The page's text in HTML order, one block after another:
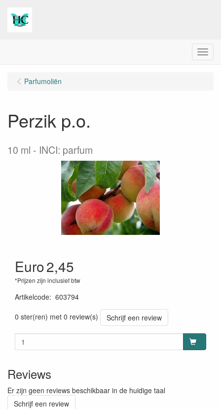
Menu
Parfumoliën
Perzik p.o.
10 ml INCI: parfum
Euro2,45
*Prijzen zijn inclusief btw
Artikelcode: 603794
0 ster(ren) met 0 review(s)
Schrijf een review
Reviews
Er zijn geen reviews beschikbaar in de huidige taal
Schrijf een review